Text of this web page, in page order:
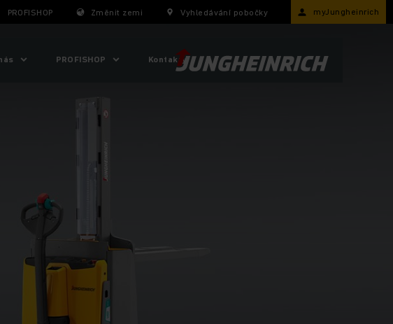
PROFISHOP Změnit zemi Vyhledávání pobočky myJungheinrich
PROFISHOP Kontakty